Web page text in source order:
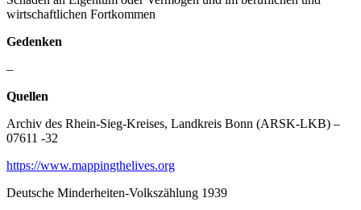
wirtschaftlichen Fortkommen
Gedenken
–
Quellen
Archiv des Rhein-Sieg-Kreises, Landkreis Bonn (ARSK-LKB) –
07611 -32
https://www.mappingthelives.org
Deutsche Minderheiten-Volkszählung 1939